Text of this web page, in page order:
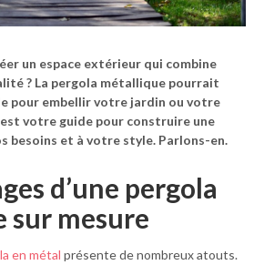
un espace extérieur qui combine
? La pergola métallique pourrait
pour embellir votre jardin ou votre
votre guide pour construire une
besoins et à votre style. Parlons-en.
d’une pergola
sur mesure
en métal présente de nombreux atouts.